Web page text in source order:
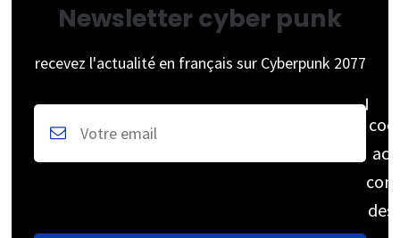
Newsletter cyber punk
recevez l'actualité en français sur Cyberpunk 2077
des